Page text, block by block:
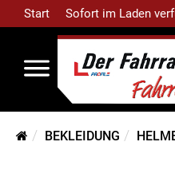
Start Sofort im Laden
BEKLEIDUNG